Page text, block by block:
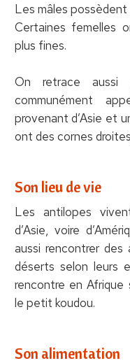
Les mâles
Certaines femelles
plus fines.
On retrace aussi
communément
provenant d’Asie et
ont des cornes
Son lieu de vie
Les antilopes
d’Asie, voire
aussi rencontrer
déserts selon leurs
rencontre en
le petit koudou.
Son alimentation